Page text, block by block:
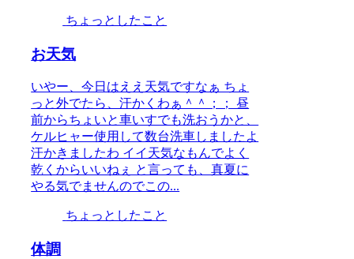
ちょっとしたこと
お天気
いやー、今日はええ天気ですなぁ ちょ
っと外でたら、汗かくわぁ＾＾；； 昼
前からちょいと車いすでも洗おうかと、
ケルヒャー使用して数台洗車しましたよ
汗かきましたわ イイ天気なもんでよく
乾くからいいねぇ と言っても、真夏に
やる気でませんのでこの...
ちょっとしたこと
体調